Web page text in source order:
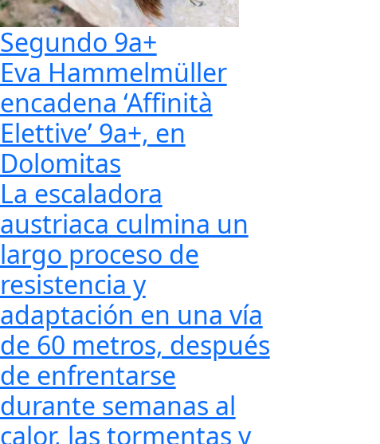
Segundo 9a+
Eva Hammelmüller
encadena ‘Affinità
Elettive’ 9a+, en
Dolomitas
La escaladora
austriaca culmina un
largo proceso de
resistencia y
adaptación en una vía
de 60 metros, después
de enfrentarse
durante semanas al
calor, las tormentas y